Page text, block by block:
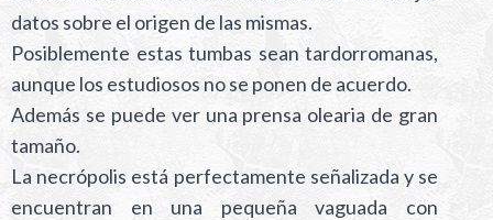
datos sobre el origen de las mismas.
Posiblemente estas tumbas sean tardorromanas,
aunque los estudiosos no se ponen de acuerdo.
Además se puede ver una prensa olearia de gran
tamaño.
La necrópolis está perfectamente señalizada y se
encuentran en una pequeña vaguada con